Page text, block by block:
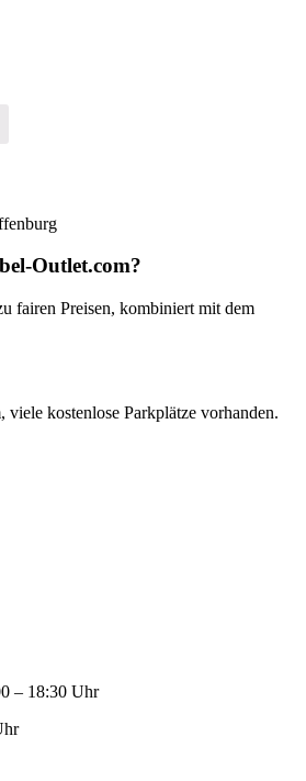
Outlet.com?
fairen Preisen, kombiniert mit dem
viele kostenlose Parkplätze vorhanden.
– 18:30 Uhr